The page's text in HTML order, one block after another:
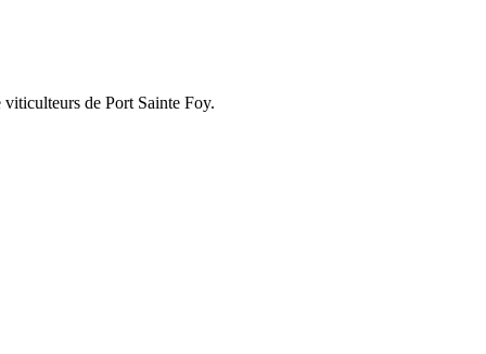
de Port Sainte Foy.